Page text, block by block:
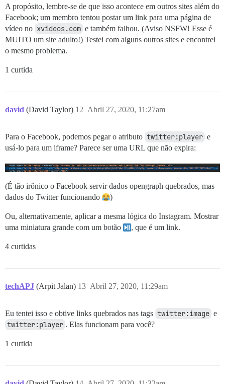
A propósito, lembre-se de que isso acontece em outros sites além do
Facebook; um membro tentou postar um link para uma página de
vídeo no xvideos.com e também falhou. (Aviso NSFW! Esse é
MUITO um site adulto!) Testei com alguns outros sites e encontrei
o mesmo problema.
1 curtida
david (David Taylor) Abril 27, 2020, 11:27am
12
Para o Facebook, podemos pegar o atributo twitter:player e
usá-lo para um iframe? Parece ser uma URL que não expira:
(É tão irônico o Facebook servir dados opengraph quebrados, mas
dados do Twitter funcionando
)
Ou, alternativamente, aplicar a mesma lógica do Instagram. Mostrar
uma miniatura grande com um botão
, que é um link.
4 curtidas
techAPJ (Arpit Jalan) Abril 27, 2020, 11:29am
13
Eu tentei isso e obtive links quebrados nas tags twitter:image e
twitter:player . Elas funcionam para você?
1 curtida